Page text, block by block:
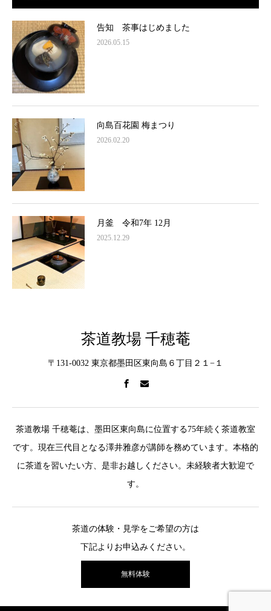
告知 茶事はじめました
2026.05.15
向島百花園 梅まつり
2026.02.20
月釜 令和7年 12月
2025.12.29
茶道教場 千穂菴
〒131-0032 東京都墨田区東向島６丁目２１−１
茶道教場 千穂菴は、墨田区東向島に位置する75年続く茶道教室
です。現在三代目となる澤井雅彦が講師を務めています。本格的
に茶道を習いたい方、是非お越しください。未経験者大歓迎で
す。
茶道の体験・見学をご希望の方は
下記よりお申込みください。
無料体験